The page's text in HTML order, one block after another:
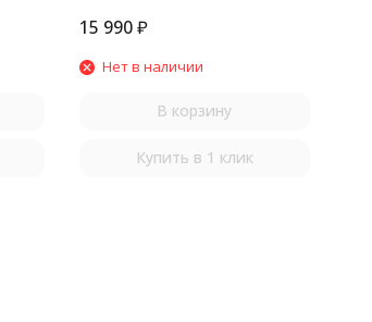
15 990 ₽
Нет в наличии
В корзину
Купить в 1 клик